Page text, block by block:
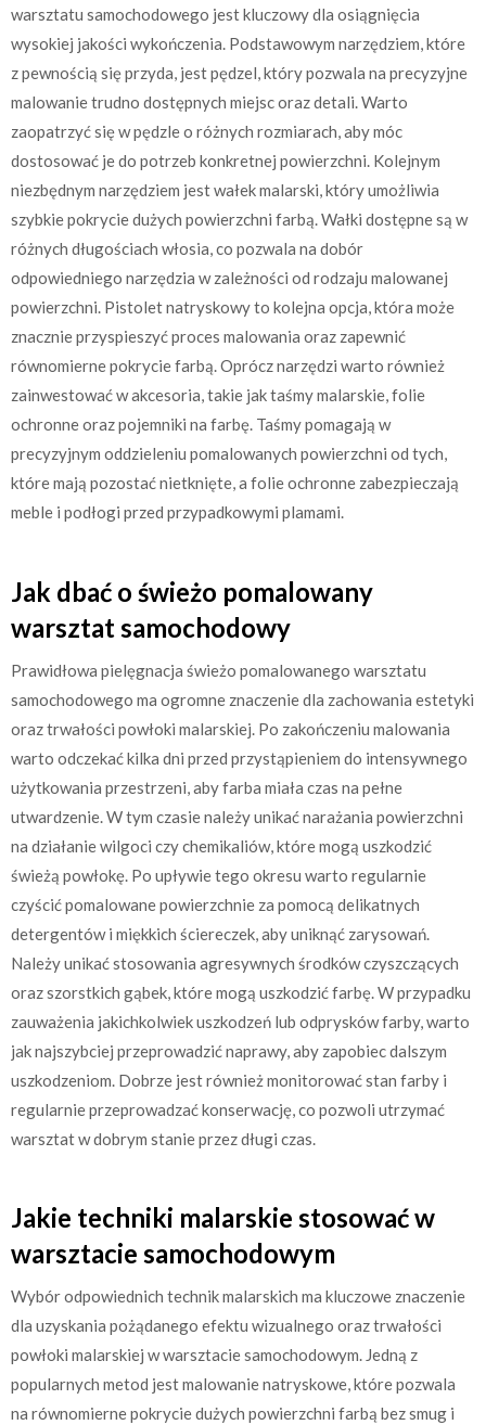
warsztatu samochodowego jest kluczowy dla osiągnięcia
wysokiej jakości wykończenia. Podstawowym narzędziem, które
z pewnością się przyda, jest pędzel, który pozwala na precyzyjne
malowanie trudno dostępnych miejsc oraz detali. Warto
zaopatrzyć się w pędzle o różnych rozmiarach, aby móc
dostosować je do potrzeb konkretnej powierzchni. Kolejnym
niezbędnym narzędziem jest wałek malarski, który umożliwia
szybkie pokrycie dużych powierzchni farbą. Wałki dostępne są w
różnych długościach włosia, co pozwala na dobór
odpowiedniego narzędzia w zależności od rodzaju malowanej
powierzchni. Pistolet natryskowy to kolejna opcja, która może
znacznie przyspieszyć proces malowania oraz zapewnić
równomierne pokrycie farbą. Oprócz narzędzi warto również
zainwestować w akcesoria, takie jak taśmy malarskie, folie
ochronne oraz pojemniki na farbę. Taśmy pomagają w
precyzyjnym oddzieleniu pomalowanych powierzchni od tych,
które mają pozostać nietknięte, a folie ochronne zabezpieczają
meble i podłogi przed przypadkowymi plamami.
Jak dbać o świeżo pomalowany
warsztat samochodowy
Prawidłowa pielęgnacja świeżo pomalowanego warsztatu
samochodowego ma ogromne znaczenie dla zachowania estetyki
oraz trwałości powłoki malarskiej. Po zakończeniu malowania
warto odczekać kilka dni przed przystąpieniem do intensywnego
użytkowania przestrzeni, aby farba miała czas na pełne
utwardzenie. W tym czasie należy unikać narażania powierzchni
na działanie wilgoci czy chemikaliów, które mogą uszkodzić
świeżą powłokę. Po upływie tego okresu warto regularnie
czyścić pomalowane powierzchnie za pomocą delikatnych
detergentów i miękkich ściereczek, aby uniknąć zarysowań.
Należy unikać stosowania agresywnych środków czyszczących
oraz szorstkich gąbek, które mogą uszkodzić farbę. W przypadku
zauważenia jakichkolwiek uszkodzeń lub odprysków farby, warto
jak najszybciej przeprowadzić naprawy, aby zapobiec dalszym
uszkodzeniom. Dobrze jest również monitorować stan farby i
regularnie przeprowadzać konserwację, co pozwoli utrzymać
warsztat w dobrym stanie przez długi czas.
Jakie techniki malarskie stosować w
warsztacie samochodowym
Wybór odpowiednich technik malarskich ma kluczowe znaczenie
dla uzyskania pożądanego efektu wizualnego oraz trwałości
powłoki malarskiej w warsztacie samochodowym. Jedną z
popularnych metod jest malowanie natryskowe, które pozwala
na równomierne pokrycie dużych powierzchni farbą bez smug i